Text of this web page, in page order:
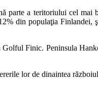
parte a teritoriului cel mai
din populaţia
Finic. Peninsula
lor de dinaintea